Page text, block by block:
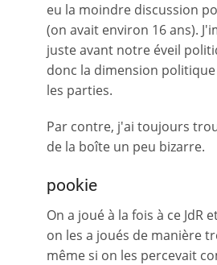
eu la moindre discussion
(on avait environ 16 ans).
juste avant notre éveil
donc la dimension
les parties.
Par contre, j'ai toujours
de la boîte un peu bizarre.
pookie
On a joué à la fois à ce JdR
on les a joués de manière
même si on les percevait